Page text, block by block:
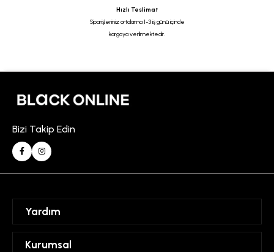
Hızlı Teslimat
Siparişleriniz ortalama 1-3 iş günü içinde
kargoya verilmektedir.
Bizi Takip Edin
Yardım
Kurumsal